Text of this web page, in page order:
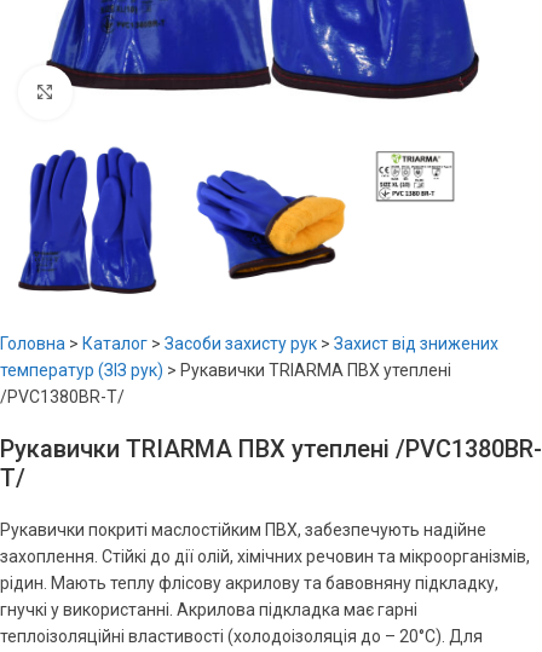
Увеличить
Головна > Каталог > Засоби захисту рук > Захист від знижених
температур (ЗІЗ рук) > Рукавички TRIARMA ПВХ утеплені
/PVC1380BR-T/
Рукавички TRIARMA ПВХ утеплені /PVC1380BR-
T/
Рукавички покриті маслостійким ПВХ, забезпечують надійне
захоплення. Стійкі до дії олій, хімічних речовин та мікроорганізмів,
рідин. Мають теплу флісову акрилову та бавовняну підкладку,
гнучкі у використанні. Акрилова підкладка має гарні
теплоізоляційні властивості (холодоізоляція до – 20°С). Для